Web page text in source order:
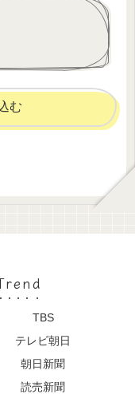
む
TBS
テレビ朝日
朝日新聞
読売新聞